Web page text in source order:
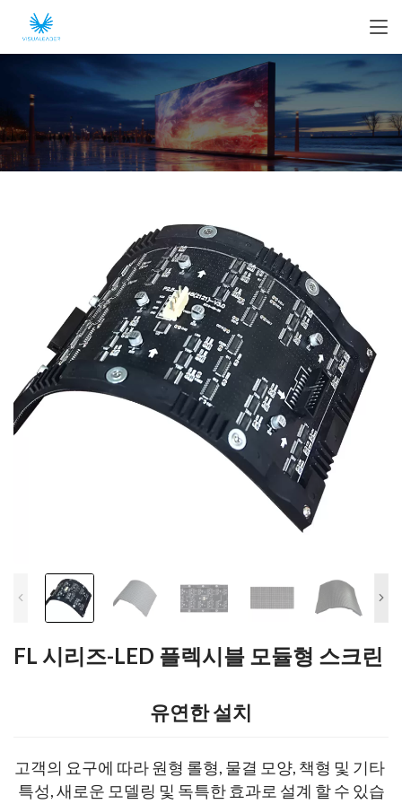
FL 시리즈-LED 플렉시블 모듈형 스크린
유연한 설치
고객의 요구에 따라 원형 롤형, 물결 모양, 책형 및 기타
특성, 새로운 모델링 및 독특한 효과로 설계 할 수 있습